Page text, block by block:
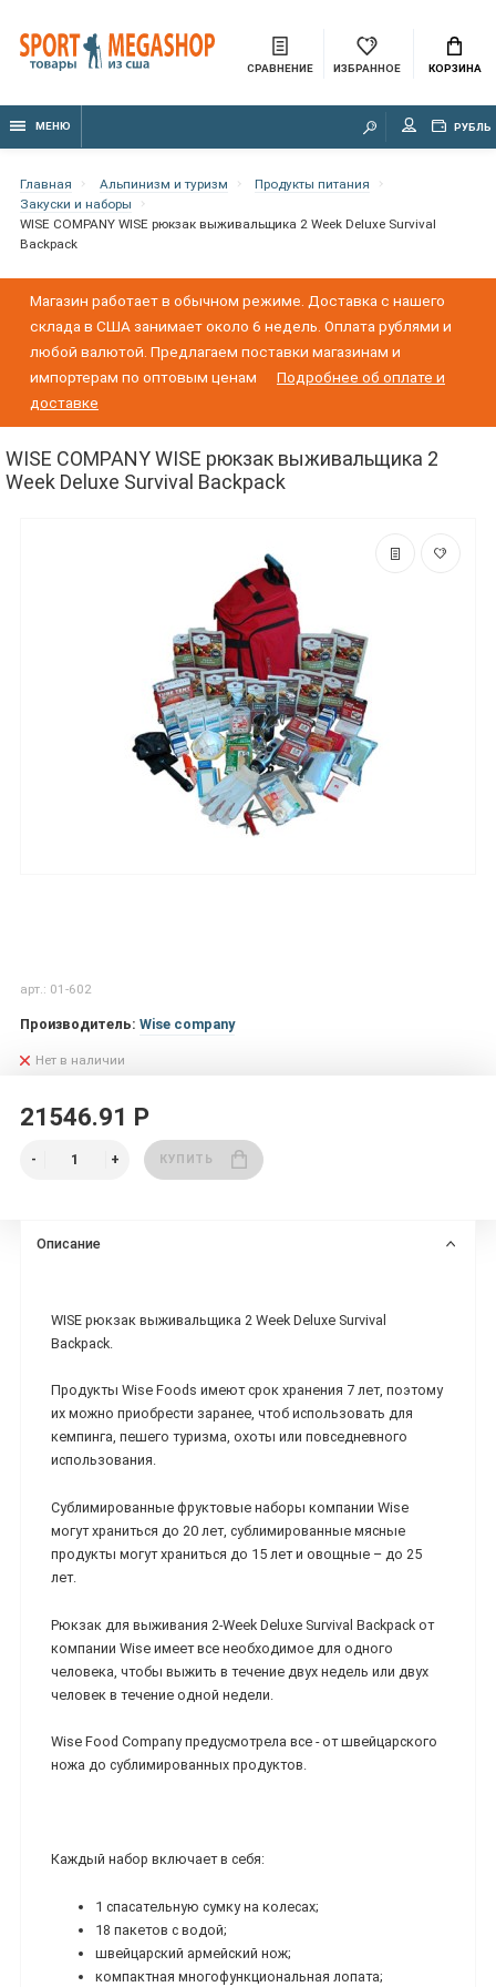
СРАВНЕНИЕ ИЗБРАННОЕ КОРЗИНА
МЕНЮ РУБЛЬ
Главная Альпинизм и туризм
Продукты питания
Закуски и наборы
WISE COMPANY WISE рюкзак выживальщика 2 Week Deluxe Survival
Backpack
Магазин работает в обычном режиме. Доставка с нашего
склада в США занимает около 6 недель. Оплата рублями и
любой валютой. Предлагаем поставки магазинам и
импортерам по оптовым ценам
Подробнее об оплате и
доставке
WISE COMPANY WISE рюкзак выживальщика 2
Week Deluxe Survival Backpack
арт.: 01-602
Производитель: Wise company
Нет в наличии
21546.91 Р
КУПИТЬ
Описание
WISE рюкзак выживальщика 2 Week Deluxe Survival
Backpack.
Продукты Wise Foods имеют срок хранения 7 лет, поэтому
их можно приобрести заранее, чтоб использовать для
кемпинга, пешего туризма, охоты или повседневного
использования.
Сублимированные фруктовые наборы компании Wise
могут храниться до 20 лет, сублимированные мясные
продукты могут храниться до 15 лет и овощные – до 25
лет.
Рюкзак для выживания 2-Week Deluxe Survival Backpack от
компании Wise имеет все необходимое для одного
человека, чтобы выжить в течение двух недель или двух
человек в течение одной недели.
Wise Food Company предусмотрела все - от швейцарского
ножа до сублимированных продуктов.
Каждый набор включает в себя:
1 спасательную сумку на колесах;
18 пакетов с водой;
швейцарский армейский нож;
компактная многофункциональная лопата;